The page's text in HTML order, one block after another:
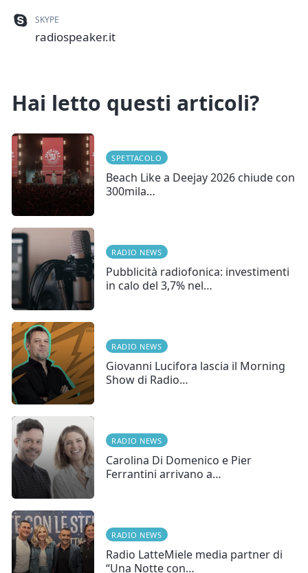
SKYPE
radiospeaker.it
Hai letto questi articoli?
SPETTACOLO
Beach Like a Deejay 2026 chiude con
300mila…
RADIO NEWS
Pubblicità radiofonica: investimenti
in calo del 3,7% nel…
RADIO NEWS
Giovanni Lucifora lascia il Morning
Show di Radio…
RADIO NEWS
Carolina Di Domenico e Pier
Ferrantini arrivano a…
RADIO NEWS
Radio LatteMiele media partner di
“Una Notte con…